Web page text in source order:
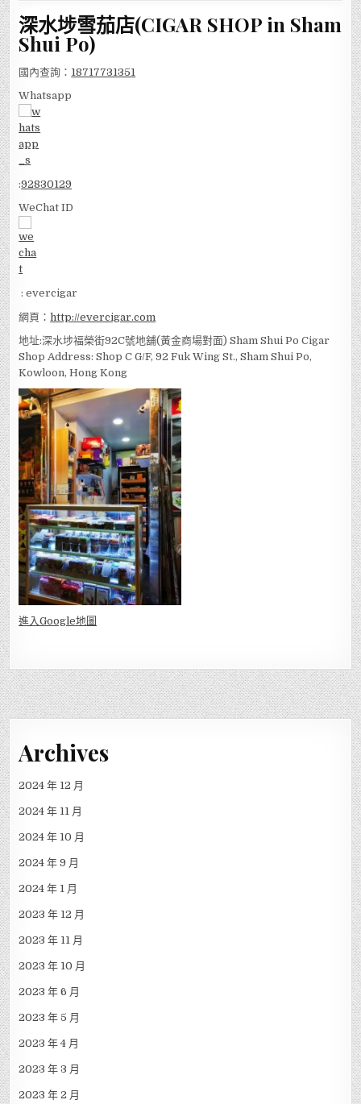
深水埗雪茄店(CIGAR SHOP in Sham
Shui Po)
國內查詢： 18717731351
Whatsapp
:92830129
WeChat ID
: evercigar
網頁：http://evercigar.com
地址:深水埗福榮街92C號地舖(黃金商場對面) Sham Shui Po Cigar
Shop Address: Shop C G/F, 92 Fuk Wing St., Sham Shui Po,
Kowloon, Hong Kong
進入Google地圖
Archives
2024 年 12 月
2024 年 11 月
2024 年 10 月
2024 年 9 月
2024 年 1 月
2023 年 12 月
2023 年 11 月
2023 年 10 月
2023 年 6 月
2023 年 5 月
2023 年 4 月
2023 年 3 月
2023 年 2 月